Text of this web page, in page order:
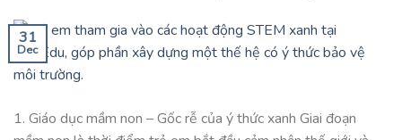
31
Dec
1. Giáo dục mầm non – Gốc rễ của ý thức xanh Giai đoạn